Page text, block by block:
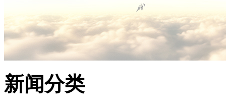
新闻分类